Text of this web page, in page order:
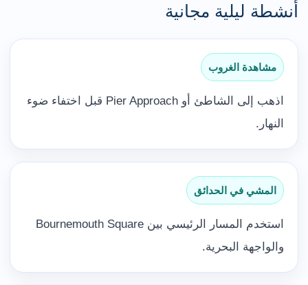
أنشطة ليلية مجانية
مشاهدة الغروب
اذهب إلى الشاطئ أو Pier Approach قبل اختفاء ضوء
النهار.
المشي في الحدائق
استخدم المسار الرئيسي بين Bournemouth Square
والواجهة البحرية.